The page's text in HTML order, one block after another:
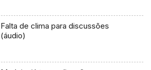
Falta de clima para discussões
(áudio)